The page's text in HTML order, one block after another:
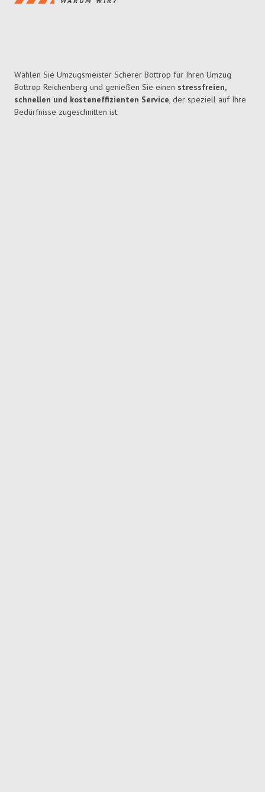
Wählen Sie Umzugsmeister Scherer Bottrop für Ihren Umzug
Bottrop Reichenberg und genießen Sie einen stressfreien,
schnellen und kosteneffizienten Service, der speziell auf Ihre
Bedürfnisse zugeschnitten ist.